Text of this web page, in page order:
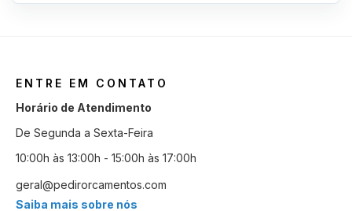
ENTRE EM CONTATO
Horário de Atendimento
De Segunda a Sexta-Feira
10:00h às 13:00h - 15:00h às 17:00h
geral@pedirorcamentos.com
Saiba mais sobre nós